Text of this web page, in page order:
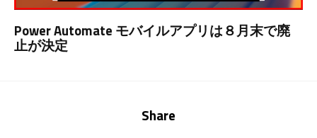
Power Automate モバイルアプリは８月末で廃
止が決定
Share